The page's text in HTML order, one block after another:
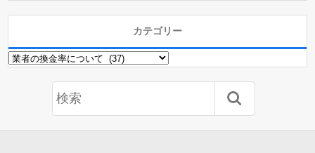
カテゴリー
カ